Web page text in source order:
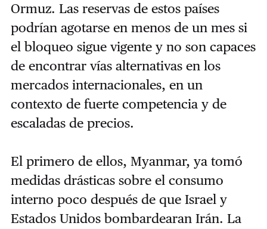
Ormuz. Las reservas de estos países
podrían agotarse en menos de un mes si
el bloqueo sigue vigente y no son capaces
de encontrar vías alternativas en los
mercados internacionales, en un
contexto de fuerte competencia y de
escaladas de precios.
El primero de ellos, Myanmar, ya tomó
medidas drásticas sobre el consumo
interno poco después de que Israel y
Estados Unidos bombardearan Irán. La